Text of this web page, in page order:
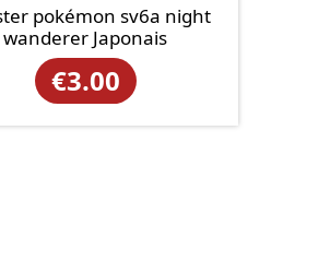
pokémon sv6a night
wanderer Japonais
€3.00